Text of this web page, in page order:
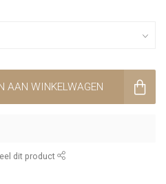
AAN WINKELWAGEN
dit product